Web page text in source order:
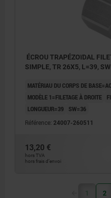
ÉCROU TRAPÉZOïDAL
SIMPLE, TR 26X5, L=39,
MATÉRIAU DU CORPS DE
MODÈLE 1=FILETAGE À DROITE
LONGUEUR=39
SW=36
Référence: 24007-260511
13,20 €
hors TVA
hors frais d’envoi
1 2